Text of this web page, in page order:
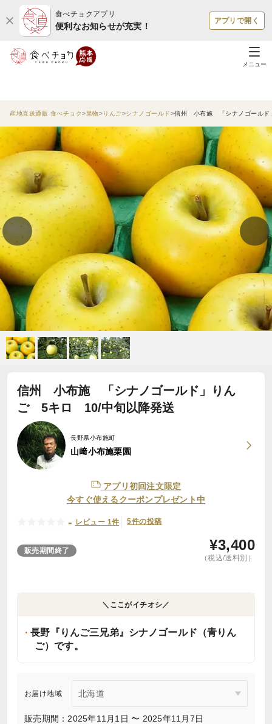
食べチョクアプリ
便利なお知らせが充実！
アプリで開く
メニュー
産地直送通販 食べチョク 果物 りんご シナノゴールド 信州 小布施 「シナノゴール
信州 小布施 「シナノゴールド」りん
ご 5キロ 10/中旬以降発送
長野県小布施町
山﨑小布施栗園
アプリ初回注文限定
今すぐ使えるクーポンプレゼント中
- レビュー 1件 5件の投稿
販売期間終了 ¥3,400
（税込/送料別）
＼ここがイチオシ／
長野『りんご三兄弟』シナノゴールド（青りん
ご）です。
お届け地域
販売期間：2025年11月1日 〜 2025年11月7日